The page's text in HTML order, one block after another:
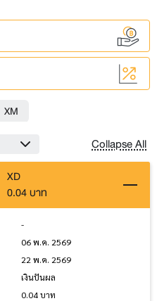
XM
Collapse All
XD
0.04 บาท
-
06 พ.ค. 2569
22 พ.ค. 2569
เงินปันผล
0.04 บาท